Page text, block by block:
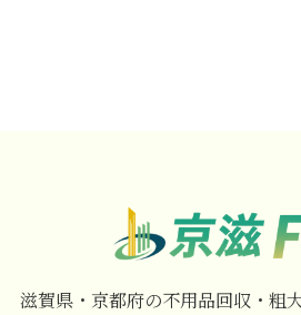
滋賀県・京都府の不用品回収・粗